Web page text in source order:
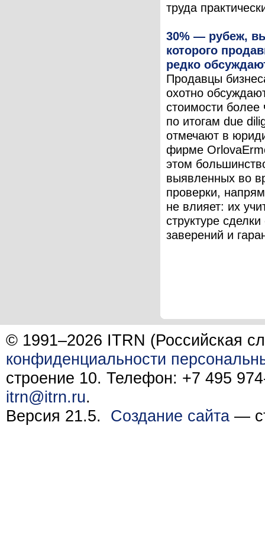
труда
30% — рубеж,
которого
редко
Продавцы
охотно
стоимости
по итогам due
отмечают в
фирме
этом
выявленных во
проверки,
не влияет: их
структуре
заверений и
© 1991–2026 ITRN (Российская
конфиденциальности
строение 10. Телефон: +7 495
itrn@itrn.ru.
Версия 21.5. Создание сайта —